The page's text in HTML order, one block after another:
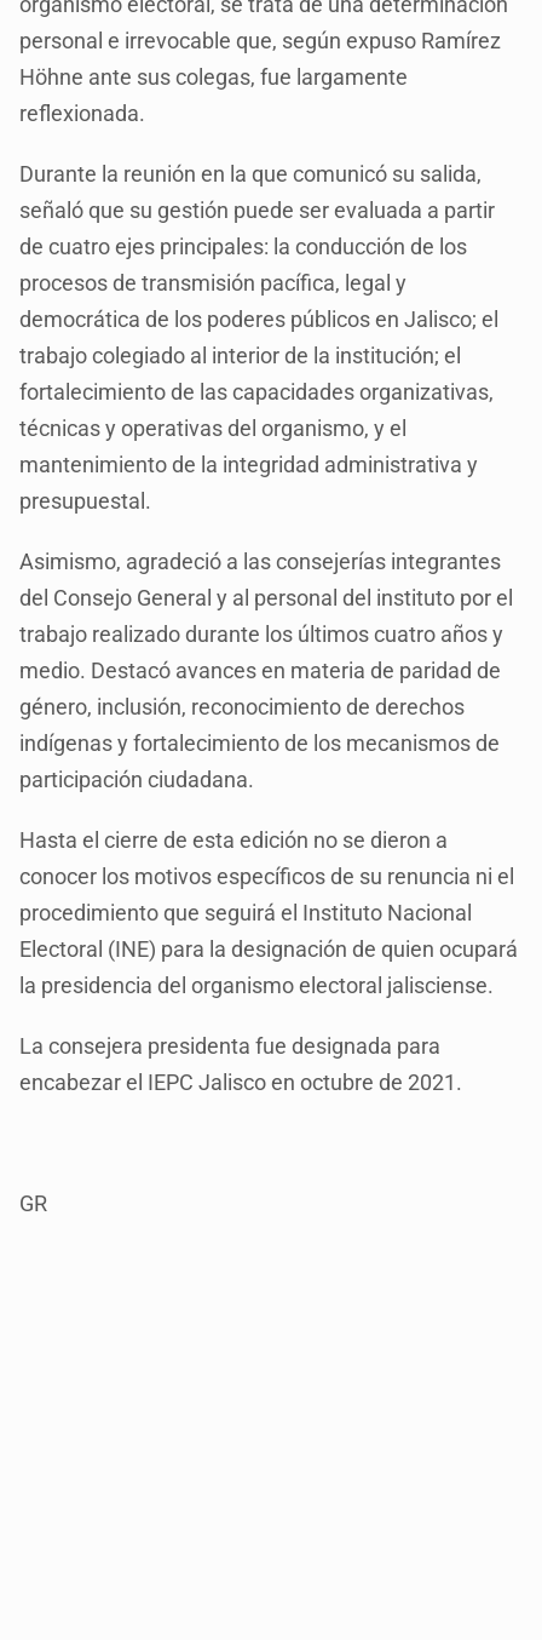
personal e irrevocable que, según expuso Ramírez
Höhne ante sus colegas, fue largamente
reflexionada.
Durante la reunión en la que comunicó su salida,
señaló que su gestión puede ser evaluada a partir
de cuatro ejes principales: la conducción de los
procesos de transmisión pacífica, legal y
democrática de los poderes públicos en Jalisco; el
trabajo colegiado al interior de la institución; el
fortalecimiento de las capacidades organizativas,
técnicas y operativas del organismo, y el
mantenimiento de la integridad administrativa y
presupuestal.
Asimismo, agradeció a las consejerías integrantes
del Consejo General y al personal del instituto por el
trabajo realizado durante los últimos cuatro años y
medio. Destacó avances en materia de paridad de
género, inclusión, reconocimiento de derechos
indígenas y fortalecimiento de los mecanismos de
participación ciudadana.
Hasta el cierre de esta edición no se dieron a
conocer los motivos específicos de su renuncia ni el
procedimiento que seguirá el Instituto Nacional
Electoral (INE) para la designación de quien ocupará
la presidencia del organismo electoral jalisciense.
La consejera presidenta fue designada para
encabezar el IEPC Jalisco en octubre de 2021.
GR